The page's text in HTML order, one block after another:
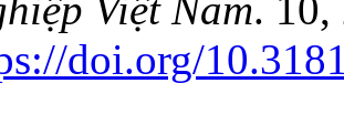
doi.org/